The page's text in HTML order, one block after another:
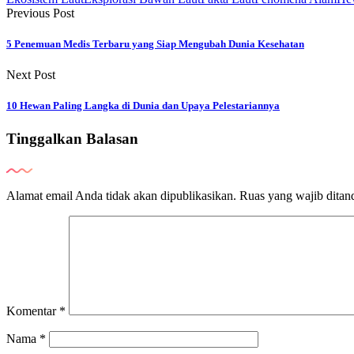
Previous Post
5 Penemuan Medis Terbaru yang Siap Mengubah Dunia Kesehatan
Next Post
10 Hewan Paling Langka di Dunia dan Upaya Pelestariannya
Tinggalkan Balasan
Alamat email Anda tidak akan dipublikasikan. Ruas yang wajib
Komentar *
Nama *